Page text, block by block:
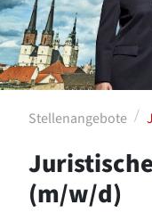
Stellenangebote
(m/w/d)